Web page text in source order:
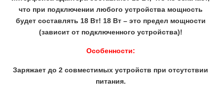
что при подключении любого устройства мощность
будет составлять 18 Вт! 18 Вт – это предел мощности
(зависит от подключенного устройства)!
Особенности:
Заряжает до 2 совместимых устройств при отсутствии
питания.